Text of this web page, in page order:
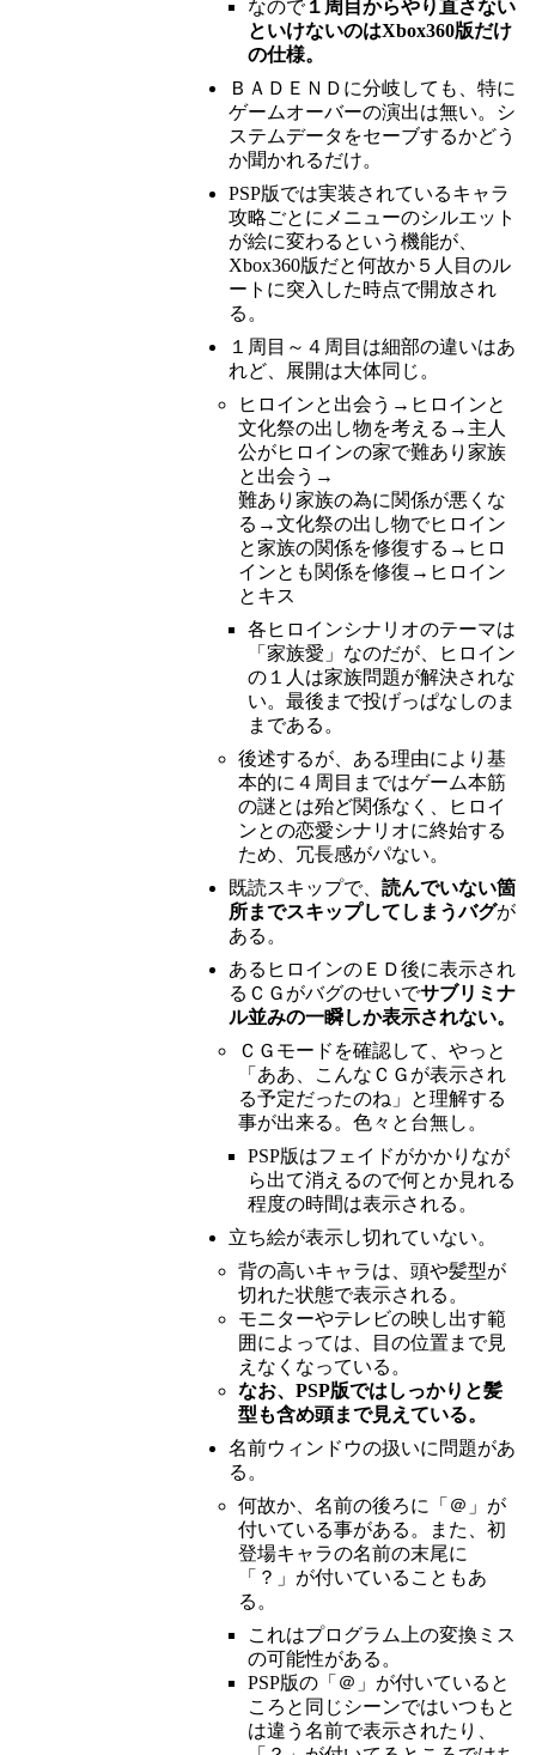
なので１周目からやり直さない
といけないのはXbox360版だけ
の仕様。
ＢＡＤＥＮＤに分岐しても、特に
ゲームオーバーの演出は無い。シ
ステムデータをセーブするかどう
か聞かれるだけ。
PSP版では実装されているキャラ
攻略ごとにメニューのシルエット
が絵に変わるという機能が、
Xbox360版だと何故か５人目のル
ートに突入した時点で開放され
る。
１周目～４周目は細部の違いはあ
れど、展開は大体同じ。
ヒロインと出会う→ヒロインと
文化祭の出し物を考える→主人
公がヒロインの家で難あり家族
と出会う→
難あり家族の為に関係が悪くな
る→文化祭の出し物でヒロイン
と家族の関係を修復する→ヒロ
インとも関係を修復→ヒロイン
とキス
各ヒロインシナリオのテーマは
「家族愛」なのだが、ヒロイン
の１人は家族問題が解決されな
い。最後まで投げっぱなしのま
まである。
後述するが、ある理由により基
本的に４周目まではゲーム本筋
の謎とは殆ど関係なく、ヒロイ
ンとの恋愛シナリオに終始する
ため、冗長感がパない。
既読スキップで、 読んでいない箇
所までスキップしてしまうバグが
ある。
あるヒロインのＥＤ後に表示され
るＣＧがバグのせいでサブリミナ
ル並みの一瞬しか表示されない。
ＣＧモードを確認して、やっと
「ああ、こんなＣＧが表示され
る予定だったのね」と理解する
事が出来る。色々と台無し。
PSP版はフェイドがかかりなが
ら出て消えるので何とか見れる
程度の時間は表示される。
立ち絵が表示し切れていない。
背の高いキャラは、頭や髪型が
切れた状態で表示される。
モニターやテレビの映し出す範
囲によっては、目の位置まで見
えなくなっている。
なお、PSP版ではしっかりと髪
型も含め頭まで見えている。
名前ウィンドウの扱いに問題があ
る。
何故か、名前の後ろに「＠」が
付いている事がある。また、初
登場キャラの名前の末尾に
「？」が付いていることもあ
る。
これはプログラム上の変換ミス
の可能性がある。
PSP版の「＠」が付いていると
ころと同じシーンではいつもと
は違う名前で表示されたり、